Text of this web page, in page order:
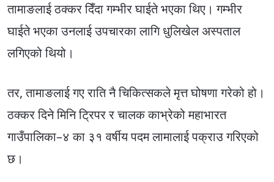
तामाङलाई ठक्कर दिँदा गम्भीर घाईते भएका थिए। गम्भीर
घाईते भएका उनलाई उपचारका लागि धुलिखेल अस्पताल
लगिएको थियो।
तर, तामाङलाई गए राति नै चिकित्सकले मृत्त घोषणा गरेको हो।
ठक्कर दिने मिनि ट्रिपर र चालक काभ्रेको महाभारत
गाउँपालिका–४ का ३१ वर्षीय पदम लामालाई पक्राउ गरिएको
छ।